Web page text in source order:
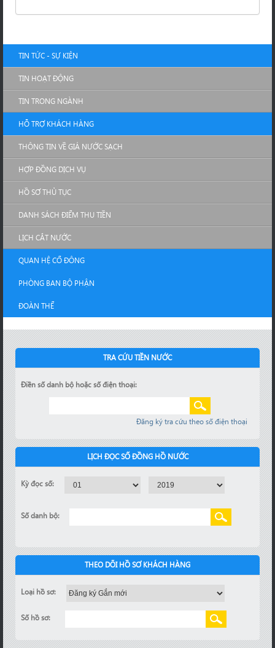
TIN TỨC - SỰ KIỆN
TIN HOẠT ĐỘNG
TIN TRONG NGÀNH
HỖ TRỢ KHÁCH HÀNG
THÔNG TIN VỀ GIÁ NƯỚC SẠCH
HỢP ĐỒNG DỊCH VỤ
HỒ SƠ THỦ TỤC
DANH SÁCH ĐIỂM THU TIỀN
LỊCH CẮT NƯỚC
QUAN HỆ CỔ ĐÔNG
PHÒNG BAN BỘ PHẬN
ĐOÀN THỂ
TRA CỨU TIỀN NƯỚC
Điền số danh bộ hoặc số điện thoại:
Đăng ký tra cứu theo số điện thoại
LỊCH ĐỌC SỐ ĐỒNG HỒ NƯỚC
Kỳ đọc số:
Số danh bộ:
THEO DÕI HỒ SƠ KHÁCH HÀNG
Loại hồ sơ:
Số hồ sơ: